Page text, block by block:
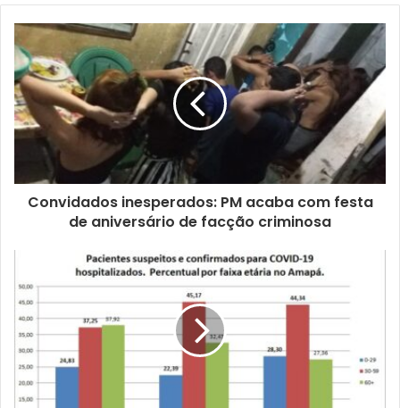
Convidados inesperados: PM acaba com festa
de aniversário de facção criminosa